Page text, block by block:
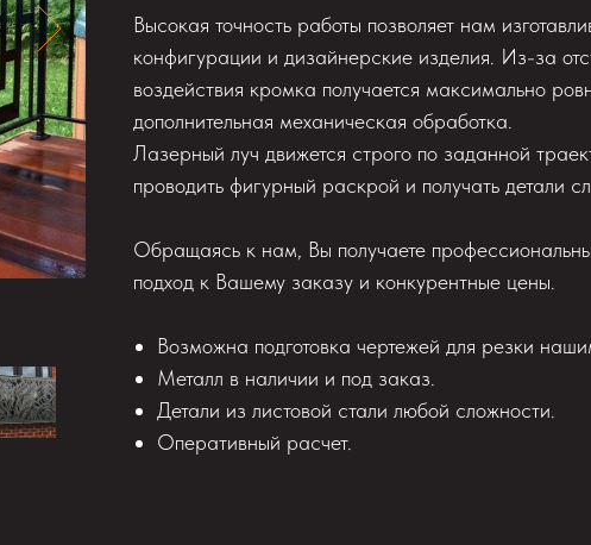
Высокая точность работы позволяет нам
конфигурации и дизайнерские изделия. Из-за
воздействия кромка получается максимально
дополнительная механическая обработка.
Лазерный луч движется строго по заданной
проводить фигурный раскрой и получать детали
Обращаясь к нам, Вы получаете
подход к Вашему заказу и конкурентные цены.
Возможна подготовка чертежей для резки
Металл в наличии и под заказ.
Детали из листовой стали любой сложности.
Оперативный расчет.